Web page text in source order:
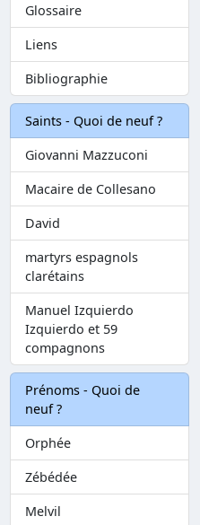
Glossaire
Liens
Bibliographie
Saints - Quoi de neuf ?
Giovanni Mazzuconi
Macaire de Collesano
David
martyrs espagnols
clarétains
Manuel Izquierdo
Izquierdo et 59
compagnons
Prénoms - Quoi de
neuf ?
Orphée
Zébédée
Melvil